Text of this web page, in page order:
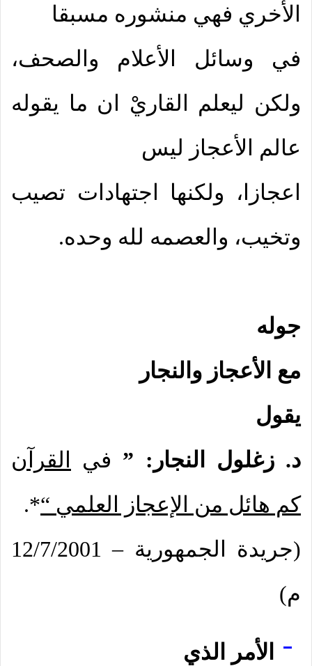
الأخري فهي منشوره مسبقا
في وسائل الأعلام والصحف،
ولكن ليعلم القاريْ ان ما يقوله
عالم الأعجاز ليس
اعجازا، ولكنها اجتهادات تصيب
وتخيب، والعصمه لله وحده.
جوله
مع الأعجاز والنجار
يقول
د. زغلول النجار: ” في
القرآن
كم هائل من الإعجاز العلمي “*.
(جريدة الجمهورية – 12/7/2001
م)
الأمر الذي